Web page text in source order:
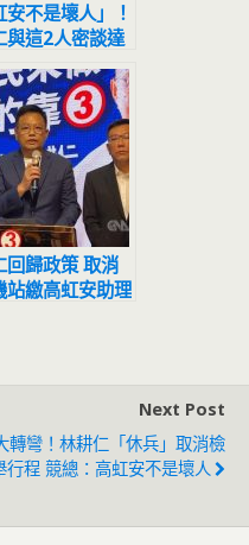
安不是壞人」！
與這2人密談達
調黨中央無施
回歸政策 取消
站繳高虹安助理
Next Post
轉彎！林耕仁「休兵」取消檢
行程 競總：高虹安不是壞人